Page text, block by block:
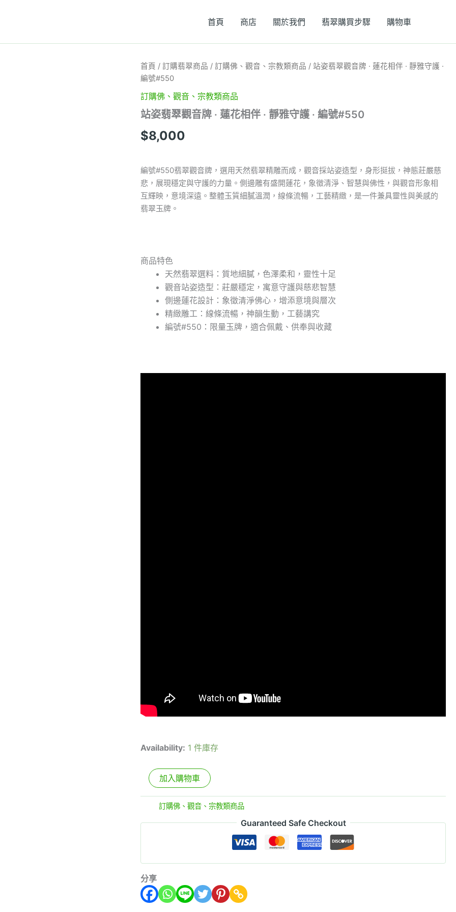
首頁 商店 關於我們 翡翠購買步驟 購物車
首頁 /訂購翡翠商品 /訂購佛、觀音、宗教類商品 / 站姿翡翠觀音牌 · 蓮花相伴 · 靜雅守護 ·
編號#550
訂購佛、觀音、宗教類商品
站姿翡翠觀音牌 · 蓮花相伴 · 靜雅守護 · 編號#550
$8,000
編號#550翡翠觀音牌，選用天然翡翠精雕而成，觀音採站姿造型，身形挺拔，神態莊嚴慈
悲，展現穩定與守護的力量。側邊雕有盛開蓮花，象徵清淨、智慧與佛性，與觀音形象相
互輝映，意境深遠。整體玉質細膩溫潤，線條流暢，工藝精緻，是一件兼具靈性與美感的
翡翠玉牌。
商品特色
天然翡翠選料：質地細膩，色澤柔和，靈性十足
觀音站姿造型：莊嚴穩定，寓意守護與慈悲智慧
側邊蓮花設計：象徵清淨佛心，增添意境與層次
精緻雕工：線條流暢，神韻生動，工藝講究
編號#550：限量玉牌，適合佩戴、供奉與收藏
Availability: 1 件庫存
站
姿
翡
翠
音
·
相
伴
·
靜
雅
號
加入購物車
分類:訂購佛、觀音、宗教類商品
Guaranteed Safe Checkout
分享